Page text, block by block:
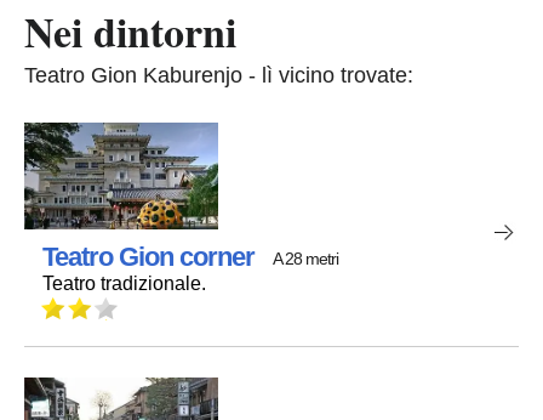
Nei dintorni
Teatro Gion Kaburenjo - lì vicino trovate:
Teatro Gion corner A 28 metri
Teatro tradizionale.